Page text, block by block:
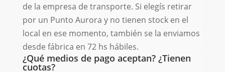
de la empresa de transporte. Si elegís retirar
por un Punto Aurora y no tienen stock en el
local en ese momento, también se la enviamos
desde fábrica en 72 hs hábiles.
¿Qué medios de pago aceptan? ¿Tienen
cuotas?